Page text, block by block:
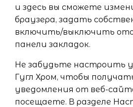
и здесь вы сможете
браузера, задать
включить/выключить
панели закладок.
Не забудьте настроить
Гугл Хром, чтобы
уведомления от веб-
посещаете. В разделе